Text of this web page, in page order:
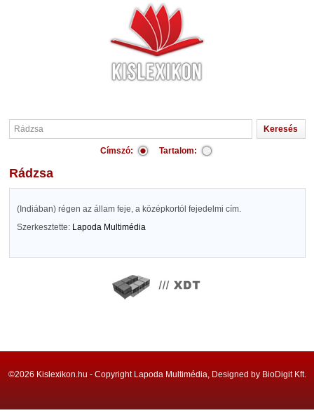
Címszó: Tartalom:
Rádzsa
(Indiában) régen az állam feje, a középkortól fejedelmi cím.
Szerkesztette: Lapoda Multimédia
©2026 Kislexikon.hu - Copyright Lapoda Multimédia, Designed by BioDigit Kft.